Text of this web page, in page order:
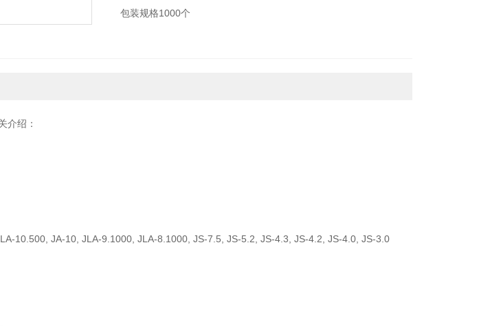
包装规格1000个
介绍：
10.500, JA-10, JLA-9.1000, JLA-8.1000, JS-7.5, JS-5.2, JS-4.3, JS-4.2, JS-4.0, JS-3.0